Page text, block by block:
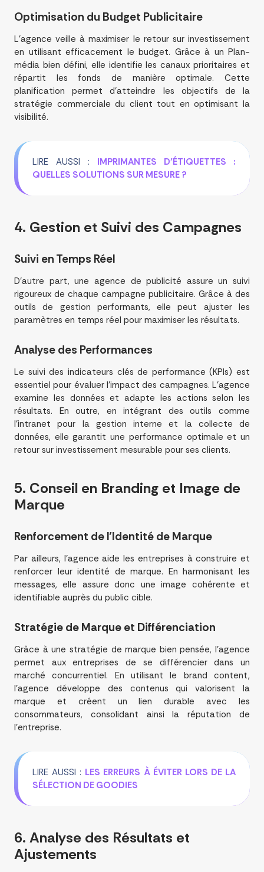
Optimisation du Budget Publicitaire
L’agence veille à maximiser le retour sur investissement
en utilisant efficacement le budget. Grâce à un Plan-
média bien défini, elle identifie les canaux prioritaires et
répartit les fonds de manière optimale. Cette
planification permet d’atteindre les objectifs de la
stratégie commerciale du client tout en optimisant la
visibilité.
LIRE AUSSI : IMPRIMANTES D’ÉTIQUETTES :
QUELLES SOLUTIONS SUR MESURE ?
4. Gestion et Suivi des Campagnes
Suivi en Temps Réel
D’autre part, une agence de publicité assure un suivi
rigoureux de chaque campagne publicitaire. Grâce à des
outils de gestion performants, elle peut ajuster les
paramètres en temps réel pour maximiser les résultats.
Analyse des Performances
Le suivi des indicateurs clés de performance (KPIs) est
essentiel pour évaluer l’impact des campagnes. L’agence
examine les données et adapte les actions selon les
résultats. En outre, en intégrant des outils comme
l’intranet pour la gestion interne et la collecte de
données, elle garantit une performance optimale et un
retour sur investissement mesurable pour ses clients.
5. Conseil en Branding et Image de
Marque
Renforcement de l’Identité de Marque
Par ailleurs, l’agence aide les entreprises à construire et
renforcer leur identité de marque. En harmonisant les
messages, elle assure donc une image cohérente et
identifiable auprès du public cible.
Stratégie de Marque et Différenciation
Grâce à une stratégie de marque bien pensée, l’agence
permet aux entreprises de se différencier dans un
marché concurrentiel. En utilisant le brand content,
l’agence développe des contenus qui valorisent la
marque et créent un lien durable avec les
consommateurs, consolidant ainsi la réputation de
l’entreprise.
LIRE AUSSI : LES ERREURS À ÉVITER LORS DE LA
SÉLECTION DE GOODIES
6. Analyse des Résultats et
Ajustements